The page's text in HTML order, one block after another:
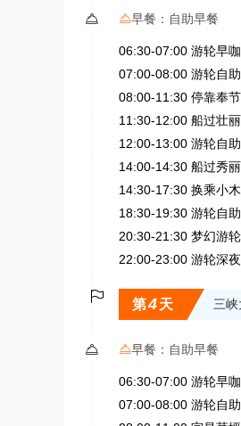
 早餐： 自助早餐
06:30-07:00 游轮早
07:00-08:00 游轮自
08:00-11:30 停靠奉
11:30-12:00 船过壮丽
12:00-13:00 游轮自
14:00-14:30 船过秀丽
14:30-17:30 换乘小木
18:30-19:30 游轮自
20:30-21:30 梦幻游
22:00-23:00 游轮深

第4天 三峡
 早餐： 自助早餐
06:30-07:00 游轮早
07:00-08:00 游轮自